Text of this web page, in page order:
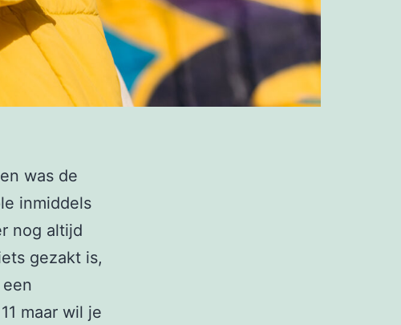
was de
inmiddels
nog altijd
gezakt is,
maar wil je